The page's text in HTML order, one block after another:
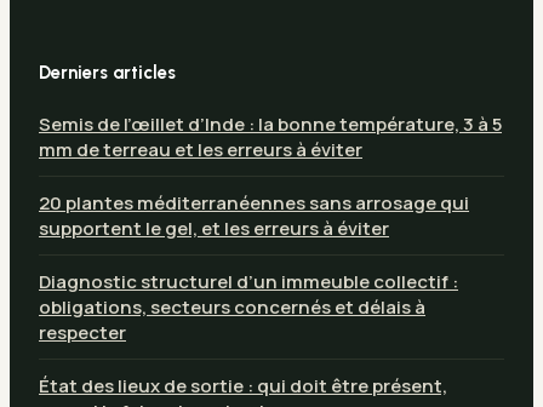
Derniers articles
Semis de l’œillet d’Inde : la bonne température, 3 à 5
mm de terreau et les erreurs à éviter
20 plantes méditerranéennes sans arrosage qui
supportent le gel, et les erreurs à éviter
Diagnostic structurel d’un immeuble collectif :
obligations, secteurs concernés et délais à
respecter
État des lieux de sortie : qui doit être présent,